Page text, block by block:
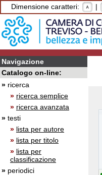
Dimensione caratteri: |
Navigazione
Catalogo on-line:
» ricerca
» ricerca semplice
» ricerca avanzata
» testi
» lista per autore
» lista per titolo
» lista per
classificazione
» periodici